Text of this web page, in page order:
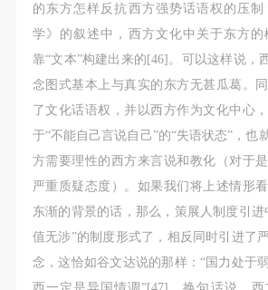
的东方怎样反抗西方强势话语权的压
学》的叙述中，西方文化中关于东方
靠“文本”构建出来的[46]。可以这样说，
念图式基本上与真实的东方无甚瓜葛。
了文化话语权，并以西方作为文化中心
于“不能自己言说自己”的“失语状态”，也
方需要理性的西方来言说和教化（对于
严重质疑态度）。如果我们将上述情形
东渐的背景的话，那么，策展人制度引进
值无涉”的制度形式了，相反同时引进了
念，这恰如谷文达说的那样：“国力处于